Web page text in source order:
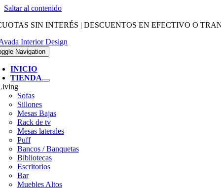
Saltar al contenido
SIN INTERÉS | DESCUENTOS EN EFECTIVO O
Navigation
INICIO
TIENDA
Sofas
Sillones
Mesas Bajas
Rack de tv
Mesas laterales
Puff
Bancos / Banquetas
Bibliotecas
Escritorios
Bar
Muebles Altos